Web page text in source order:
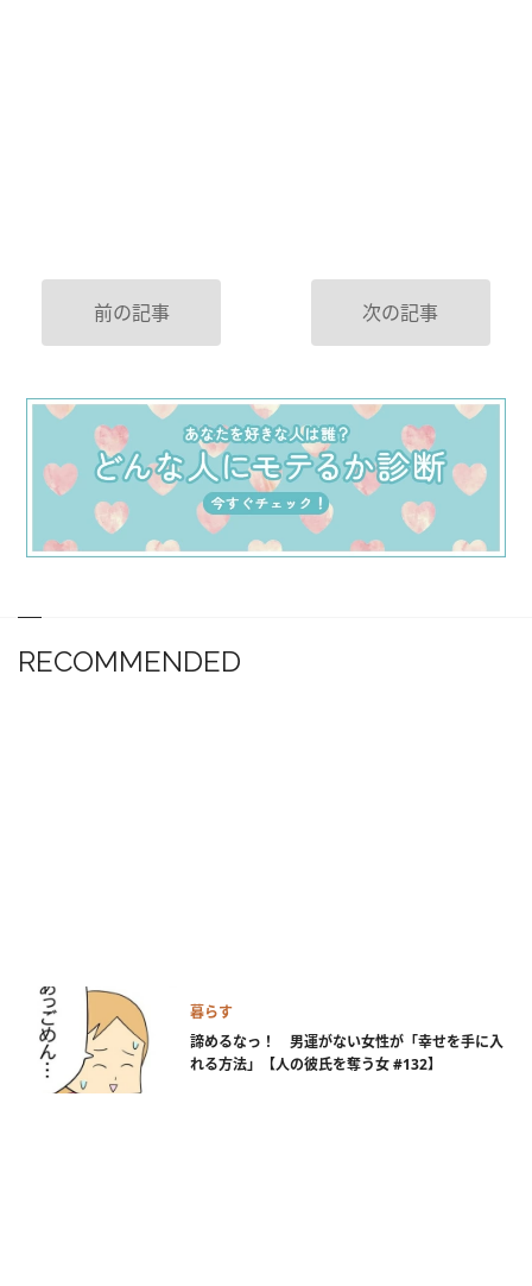
前の記事 次の記事
RECOMMENDED
暮らす
諦めるなっ！ 男運がない女性が「幸せを手に入
れる方法」【人の彼氏を奪う女 #132】